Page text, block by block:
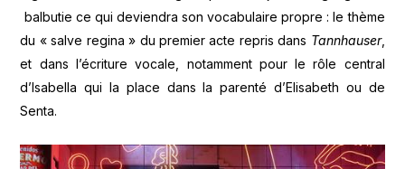
balbutie ce qui deviendra son vocabulaire propre : le thème
du « salve regina » du premier acte repris dans Tannhauser,
et dans l’écriture vocale, notamment pour le rôle central
d’Isabella qui la place dans la parenté d’Elisabeth ou de
Senta.